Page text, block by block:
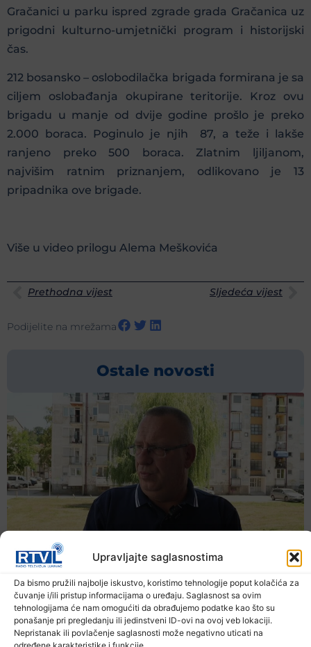
Upravljajte saglasnostima
Da bismo pružili najbolje iskustvo, koristimo tehnologije poput kolačića za
čuvanje i/ili pristup informacijama o uređaju. Saglasnost sa ovim
tehnologijama će nam omogućiti da obrađujemo podatke kao što su
ponašanje pri pregledanju ili jedinstveni ID-ovi na ovoj veb lokaciji.
Nepristanak ili povlačenje saglasnosti može negativno uticati na
Gračanici u parku ispred zgrade grada Gračanica uz
prigodni kulturno-umjetnički program i historijski
čas.
212 bosansko – oslobodilačka brigada formirana je sa
ciljem oslobađanja okupirane teritorije. Kroz ovu
brigadu u manje od dvije godine prošlo je preko
2.000 boraca. Poginulo je njih 87, a teže i lakše
ranjeno preko 500 boraca. Zlatnim ljiljanom,
najvišim ratnim priznanjem, odlikovano je 13
pripadnika ove brigade.
Više u video prilogu Alema Meškovića
Prethodna vijest Sljedeća vijest
Podijelite na mrežama
Ostale novosti